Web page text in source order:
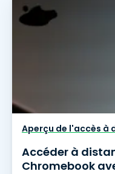
Aperçu de l'accès à
Accéder à
Chromebook